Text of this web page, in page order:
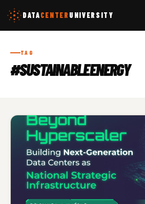
DATACENTER UNIVERSITY
TAG
#SUSTAINABLEENERGY